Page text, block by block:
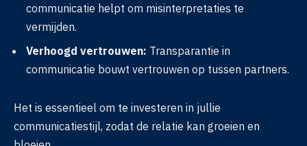
communicatie helpt om misinterpretaties te
vermijden.
Verhoogd vertrouwen: Transparantie in
communicatie bouwt vertrouwen op tussen partners.
Het is essentieel om te investeren in jullie
communicatiestijl, zodat de relatie kan groeien en